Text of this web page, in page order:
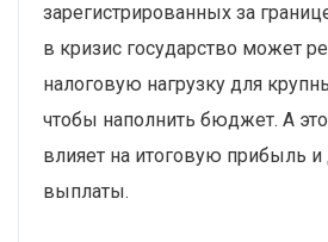
зарегистрированных за
в кризис государство может
налоговую нагрузку для
чтобы наполнить бюджет. А
влияет на итоговую прибыль
выплаты.